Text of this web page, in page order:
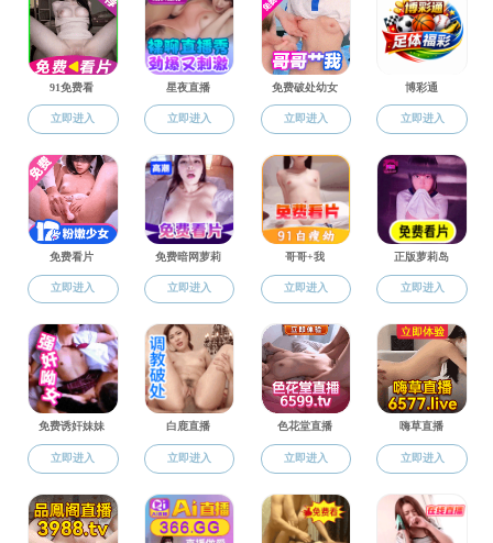
教师简介
杨翕然 副教授
部门：本科生公共英语教学中心
教学科研
主要研究兴趣：多模态研究 系统功能理论；认知语言学等